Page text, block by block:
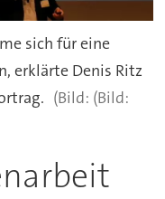
sich für eine
erklärte Denis Ritz
(Bild: